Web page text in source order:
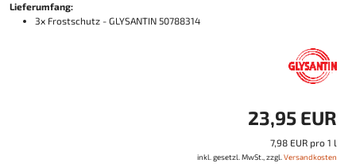
Lieferumfang:
3x Frostschutz - GLYSANTIN 50788314
23,95 EUR
7,98 EUR pro 1 l
inkl. gesetzl. MwSt., zzgl. Versandkosten